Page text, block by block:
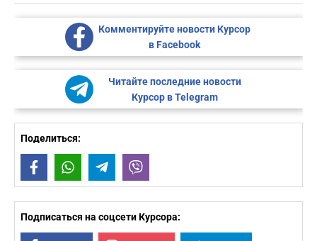
Комментируйте новости Курсор
в Facebook
Читайте последние новости
Курсор в Telegram
Поделиться:
FacebookWhatsAppTelegram
Подписаться на соцсети Курсора: